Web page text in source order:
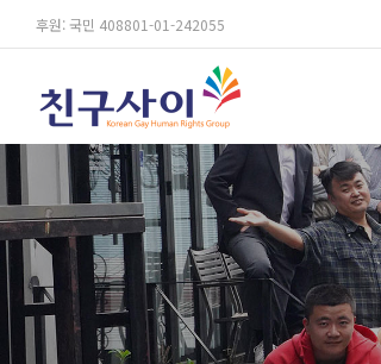
후원: 국민 408801-01-242055